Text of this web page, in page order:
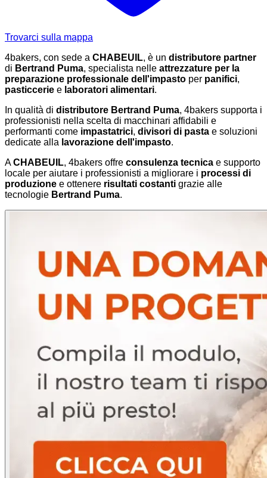
Trovarci sulla mappa
4bakers, con sede a CHABEUIL, è un distributore partner
di Bertrand Puma, specialista nelle attrezzature per la
preparazione professionale dell'impasto per panifici,
pasticcerie e laboratori alimentari.
In qualità di distributore Bertrand Puma, 4bakers supporta i
professionisti nella scelta di macchinari affidabili e
performanti come impastatrici, divisori di pasta e soluzioni
dedicate alla lavorazione dell'impasto.
ACHABEUIL, 4bakers offre consulenza tecnica e supporto
locale per aiutare i professionisti a migliorare i processi di
produzione e ottenere risultati costanti grazie alle
tecnologie Bertrand Puma.